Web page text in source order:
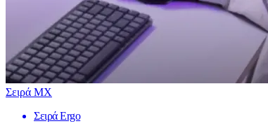
Σειρά MX
Σειρά Ergo